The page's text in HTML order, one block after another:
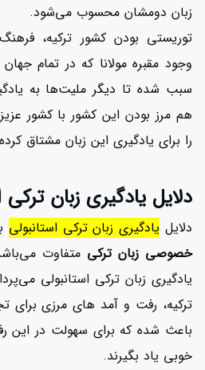
زبان دومشان محسوب می‌شود.
توریستی بودن کشور ترکیه،
وجود مقبره مولانا که در تمام
سبب شده تا دیگر ملیت‌ها به
هم مرز بودن این کشور با کشور
را برای یادگیری این زبان مشتاق
دلایل یادگیری زبان ترکی
دلایل یادگیری زبان ترکی استانبولی
خصوصی زبان ترکی متفاوت
یادگیری زبان ترکی استانبولی
ترکیه، رفت و آمد های مرزی برای
باعث شده که برای سهولت در این
خوبی یاد بگیرند.